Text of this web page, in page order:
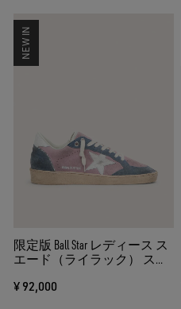
NEW IN
限定版 Ball Star レディース ス
エード（ライラック） スタ
¥ 92,000